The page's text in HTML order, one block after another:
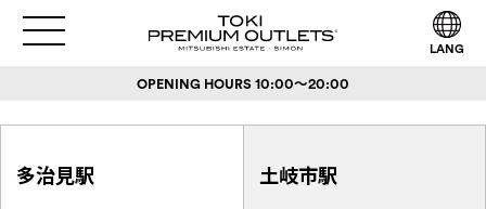
LANG
OPENING HOURS 10:00～20:00
多治見駅 土岐市駅